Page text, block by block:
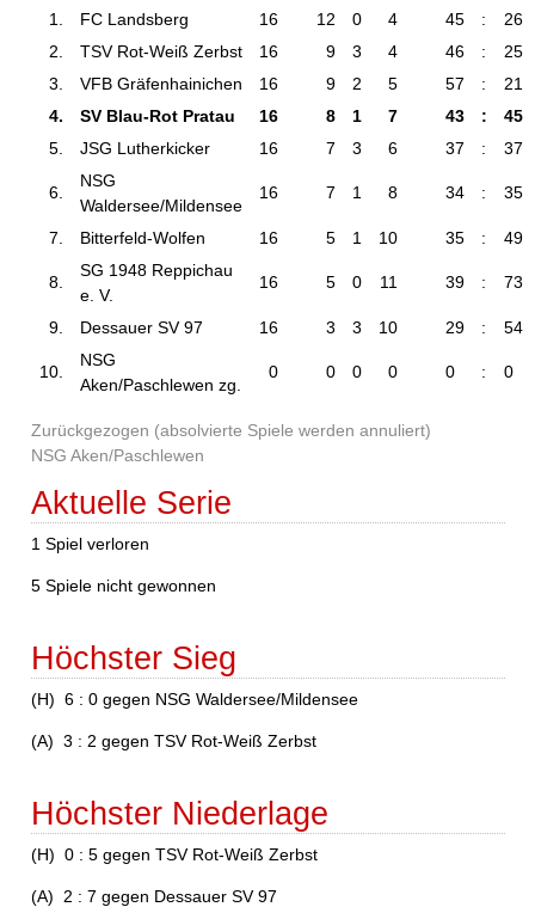
1. FC Landsberg 16 12 0 4 45 :
26
2.
TSV Rot-Weiß Zerbst 16 9 3 4 46 :
25
3.
VFB Gräfenhainichen 16 9 2 5 57 :
21
4.
SV Blau-Rot Pratau 16 8 1 7 43 :
45
5.
JSG Lutherkicker 16 7 3 6 37 : 37
6.
NSG
Waldersee/Mildensee
16 7 1 8 34 : 35
7. Bitterfeld-Wolfen 16 5 1 10 35 : 49
8.
SG 1948 Reppichau
e. V.
16 5 0 11 39 : 73
9. Dessauer SV 97 16 3 3 10 29 : 54
10.
NSG
Aken/Paschlewen zg.
0 0 0 0 0 : 0
Zurückgezogen (absolvierte Spiele werden annuliert)
NSG Aken/Paschlewen
Aktuelle Serie
1 Spiel verloren
5 Spiele nicht gewonnen
Höchster Sieg
(H) 6 : 0 gegen NSG Waldersee/Mildensee
(A) 3 : 2 gegen TSV Rot-Weiß Zerbst
Höchster Niederlage
(H) 0 : 5 gegen TSV Rot-Weiß Zerbst
(A) 2 : 7 gegen Dessauer SV 97